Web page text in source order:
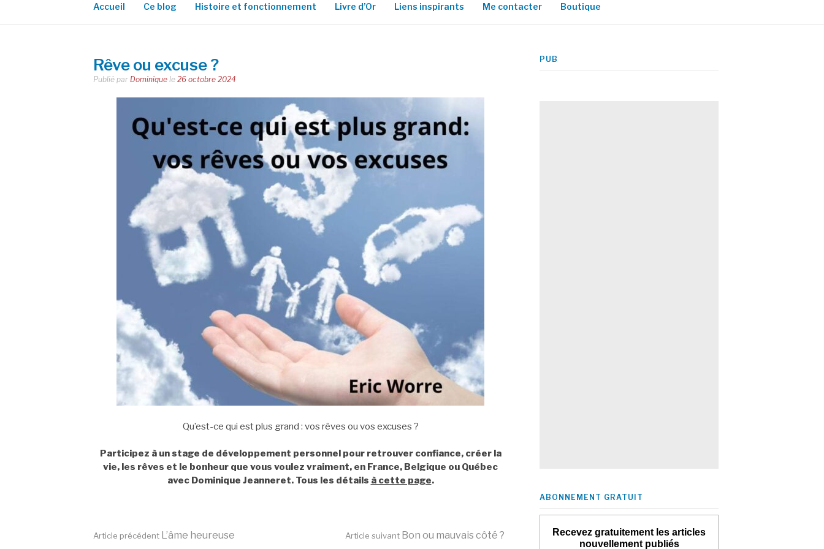
Accueil Ce blog Histoire et fonctionnement Livre d’Or Liens inspirants Me contacter Boutique
Rêve ou excuse ?
Publié par Dominique le 26 octobre 2024
Qu’est-ce qui est plus grand : vos rêves ou vos excuses ?
Participez à un stage de développement personnel pour retrouver confiance, créer la
vie, les rêves et le bonheur que vous voulez vraiment, en France, Belgique ou Québec
avec Dominique Jeanneret. Tous les détails à cette page.
Article précédent L’âme heureuse Article suivant Bon ou mauvais côté ?
PUB
ABONNEMENT GRATUIT
Recevez gratuitement les articles
nouvellement publiés